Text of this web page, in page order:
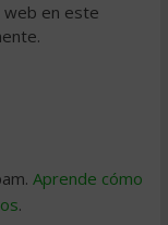
web en este
Aprende cómo
.